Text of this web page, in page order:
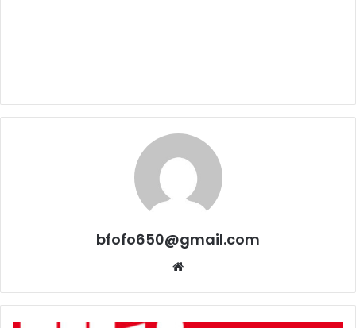
bfofo650@gmail.com
Website